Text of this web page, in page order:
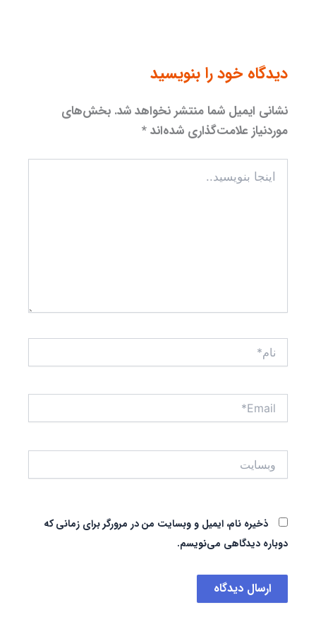
دیدگاه‌ خود را بنویسید
نشانی ایمیل شما منتشر نخواهد شد. بخش‌های
موردنیاز علامت‌گذاری شده‌اند*
بنویسید..
نام*
Email*
وبسایت
ذخیره نام، ایمیل و وبسایت من در مرورگر برای زمانی که
دوباره دیدگاهی می‌نویسم.